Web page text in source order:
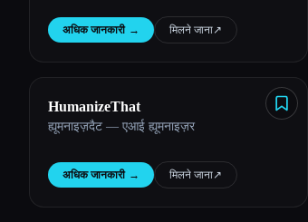
अधिक जानकारी → मिलने जाना↗︎
HumanizeThat
ह्यूमनाइज़दैट — एआई ह्यूमनाइज़र
अधिक जानकारी → मिलने जाना↗︎